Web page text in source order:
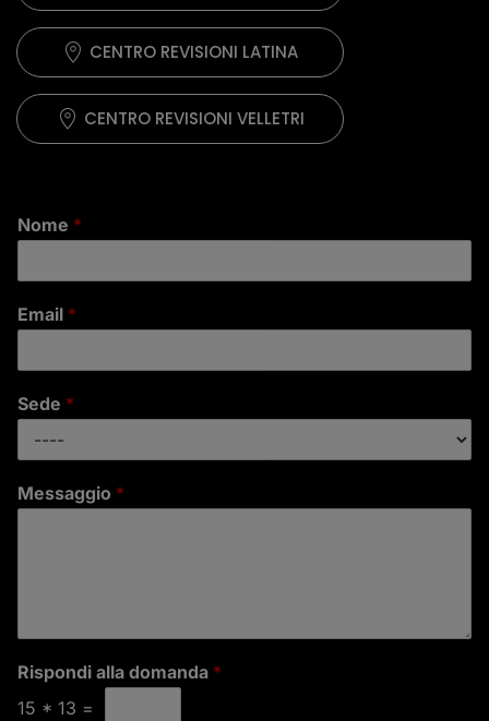
CENTRO REVISIONI LATINA
CENTRO REVISIONI VELLETRI
Nome *
Email *
Sede *
Messaggio *
Rispondi alla domanda *
15 * 13 =